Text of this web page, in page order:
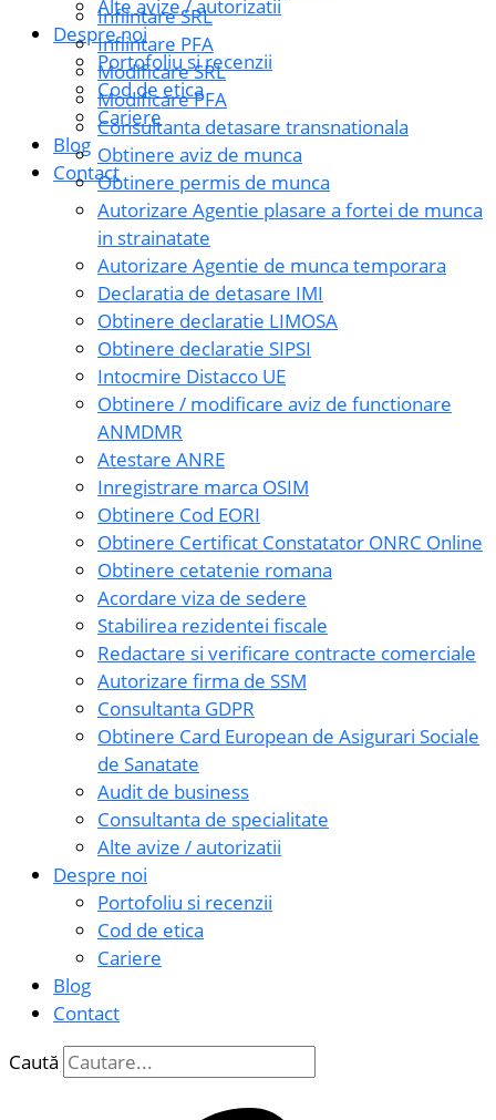
Alte avize / autorizatii
Despre noi
Portofoliu si recenzii
Cod de etica
Cariere
Blog
Contact
Infiintare SRL
Infiintare PFA
Modificare SRL
Modificare PFA
Consultanta detasare transnationala
Obtinere aviz de munca
Obtinere permis de munca
Autorizare Agentie plasare a fortei de munca
in strainatate
Autorizare Agentie de munca temporara
Declaratia de detasare IMI
Obtinere declaratie LIMOSA
Obtinere declaratie SIPSI
Intocmire Distacco UE
Obtinere / modificare aviz de functionare
ANMDMR
Atestare ANRE
Inregistrare marca OSIM
Obtinere Cod EORI
Obtinere Certificat Constatator ONRC Online
Obtinere cetatenie romana
Acordare viza de sedere
Stabilirea rezidentei fiscale
Redactare si verificare contracte comerciale
Autorizare firma de SSM
Consultanta GDPR
Obtinere Card European de Asigurari Sociale
de Sanatate
Audit de business
Consultanta de specialitate
Alte avize / autorizatii
Despre noi
Portofoliu si recenzii
Cod de etica
Cariere
Blog
Contact
Caută